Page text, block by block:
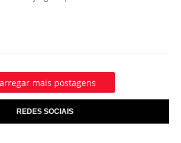
mais postagens
REDES SOCIAIS